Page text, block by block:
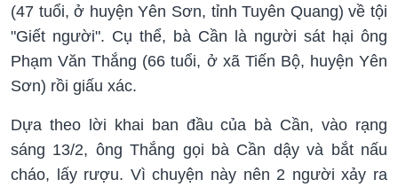
(47 tuổi, ở huyện Yên Sơn, tỉnh Tuyên Quang) về tội
"Giết người". Cụ thể, bà Cần là người sát hại ông
Phạm Văn Thắng (66 tuổi, ở xã Tiến Bộ, huyện Yên
Sơn) rồi giấu xác.
Dựa theo lời khai ban đầu của bà Cần, vào rạng
sáng 13/2, ông Thắng gọi bà Cần dậy và bắt nấu
cháo, lấy rượu. Vì chuyện này nên 2 người xảy ra